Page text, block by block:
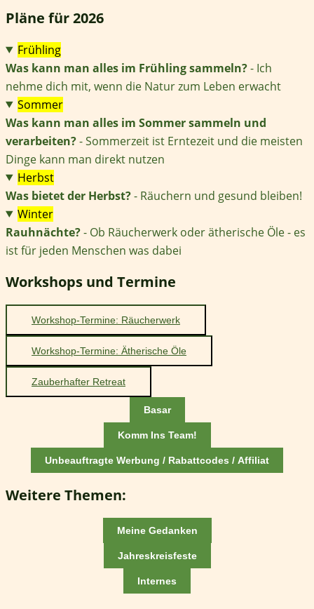
Pläne für 2026
Frühling
Was kann man alles im Frühling sammeln?- Ich
nehme dich mit, wenn die Natur zum Leben erwacht
Sommer
Was kann man alles im Sommer sammeln und
verarbeiten?- Sommerzeit ist Erntezeit und die meisten
Dinge kann man direkt nutzen
Herbst
Was bietet der Herbst?- Räuchern und gesund bleiben!
Winter
Rauhnächte?- Ob Räucherwerk oder ätherische Öle - es
ist für jeden Menschen was dabei
Workshops und Termine
Workshop-Termine: Räucherwerk
Workshop-Termine: Ätherische Öle
Zauberhafter Retreat
Basar
Komm Ins Team!
Unbeauftragte Werbung / Rabattcodes / Affiliat
Weitere Themen:
Meine Gedanken
Jahreskreisfeste
Internes